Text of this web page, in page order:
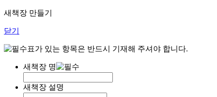
새책장 만들기
닫기
표가 있는 항목은 반드시 기재해 주셔야 합니다.
새책장 명
새책장 설명